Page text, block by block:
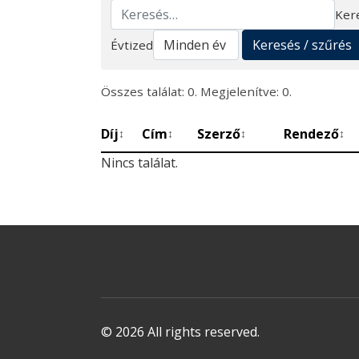
Keresés
Évtized
Keresés / szűrés
Összes találat: 0. Megjelenítve: 0.
Díj↕ Cím↕ Szerző↕ Rendező↕
Nincs találat.
© 2026 All rights reserved.